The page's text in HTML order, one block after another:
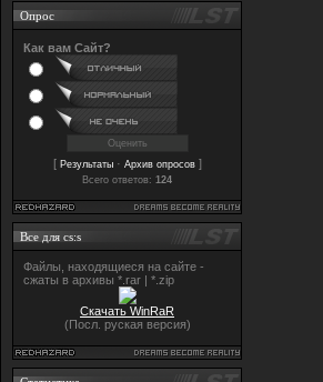
Опрос
Как вам Сайт?
[ Результаты· Архив опросов]
Всего ответов: 124
Все для cs:s
Файлы, находящиеся на сайте -
сжаты в архивы *.rar | *.zip
Скачать WinRaR
(Посл. руская версия)